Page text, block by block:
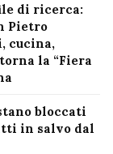
di ricerca:
Pietro
cucina,
la “Fiera
bloccati
in salvo dal